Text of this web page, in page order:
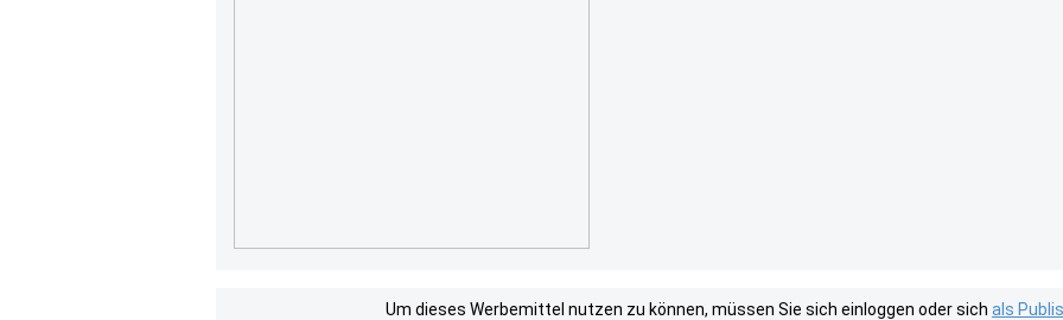
Um dieses Werbemittel nutzen zu können, müssen Sie sich einloggen oder sich als